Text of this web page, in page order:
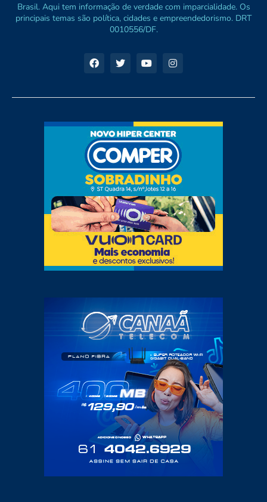
Brasil. Aqui tem informação de verdade com imparcialidade. Os
principais temas são política, cidades e empreendedorismo. DRT
0010556/DF.